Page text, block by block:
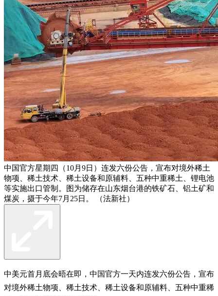
中国官方星期四（10月9日）连发六份公告，宣布对境外稀土
物项、稀土技术、稀土设备和原辅料、五种中重稀土、锂电池
等实施出口管制。图为储存在山东烟台港的铁矿石、铝土矿和
煤炭，摄于今年7月25日。 （法新社）
中美元首月底会晤在即，中国官方一天内连发六份公告，宣布
对境外稀土物项、稀土技术、稀土设备和原辅料、五种中重稀